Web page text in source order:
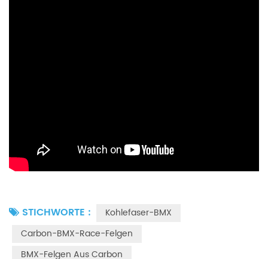
STICHWORTE :
Kohlefaser-BMX
Carbon-BMX-Race-Felgen
BMX-Felgen Aus Carbon